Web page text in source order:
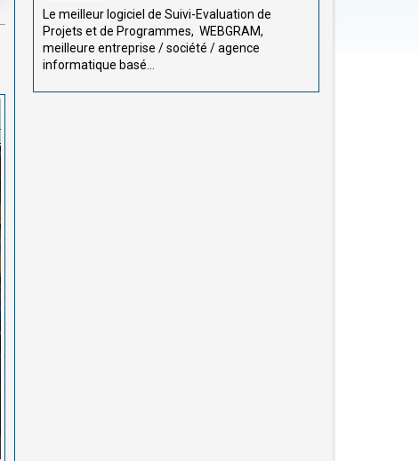
Le meilleur logiciel de Suivi-Evaluation de
Projets et de Programmes, WEBGRAM,
meilleure entreprise / société / agence
informatique basé...